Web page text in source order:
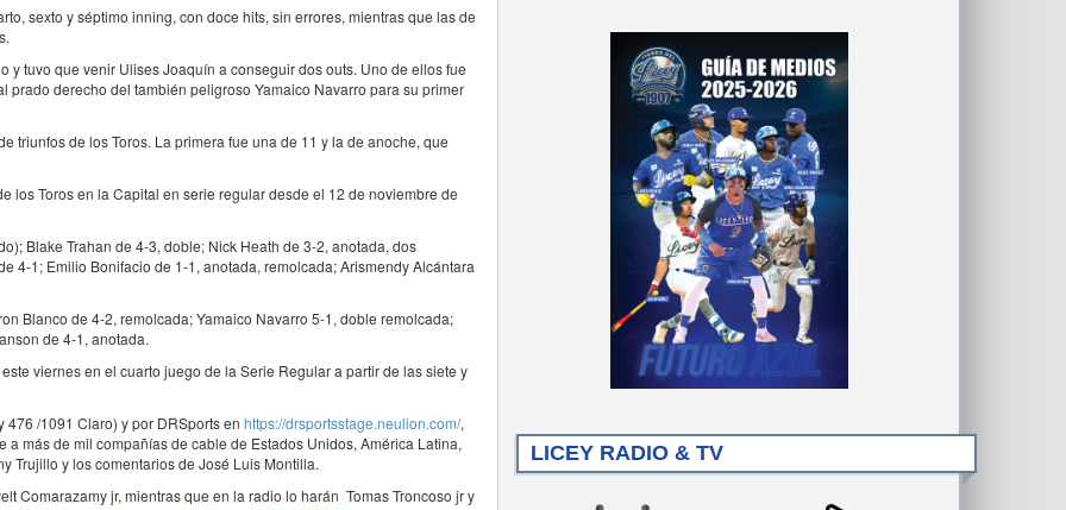
sexto y séptimo inning, con doce hits, sin errores, mientras que las de
y tuvo que venir Ulises Joaquín a conseguir dos outs. Uno de ellos fue
derecho del también peligroso Yamaico Navarro para su primer
triunfos de los Toros. La primera fue una de 11 y la de anoche, que
los Toros en la Capital en serie regular desde el 12 de noviembre de
Blake Trahan de 4-3, doble; Nick Heath de 3-2, anotada, dos
4-1; Emilio Bonifacio de 1-1, anotada, remolcada; Arismendy Alcántara
Blanco de 4-2, remolcada; Yamaico Navarro 5-1, doble remolcada;
de 4-1, anotada.
viernes en el cuarto juego de la Serie Regular a partir de las siete y
/1091 Claro) y por DRSports en https://drsportsstage.neulion.com/,
más de mil compañías de cable de Estados Unidos, América Latina,
Trujillo y los comentarios de José Luis Montilla.
Comarazamy jr, mientras que en la radio lo harán Tomas Troncoso jr y
LICEY RADIO & TV